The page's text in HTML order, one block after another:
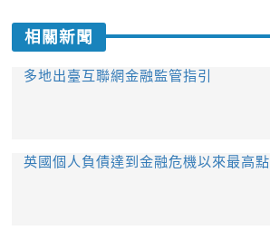
相關新聞
多地出臺互聯網金融監管指引
英國個人負債達到金融危機以來最高點